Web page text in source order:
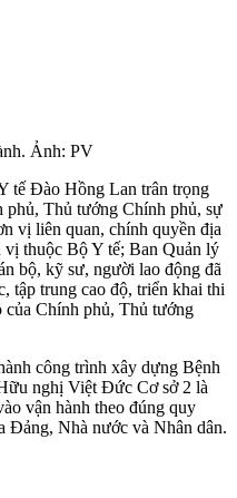
Ảnh: PV
tế Đào Hồng Lan trân trọng
phủ, Thủ tướng Chính phủ, sự
vị liên quan, chính quyền địa
thuộc Bộ Y tế; Ban Quản lý
bộ, kỹ sư, người lao động đã
tập trung cao độ, triển khai thi
của Chính phủ, Thủ tướng
công trình xây dựng Bệnh
nghị Việt Đức Cơ sở 2 là
vận hành theo đúng quy
Đảng, Nhà nước và Nhân dân.